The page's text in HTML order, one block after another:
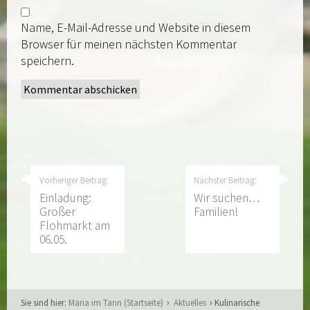
Name, E-Mail-Adresse und Website in diesem
Browser für meinen nächsten Kommentar
speichern.
Vorheriger Beitrag:
Einladung:
Großer
Flohmarkt am
06.05.
Nächster Beitrag:
Wir suchen…
Familien!
Sie sind hier: Maria im Tann (Startseite) Aktuelles Kulinarische